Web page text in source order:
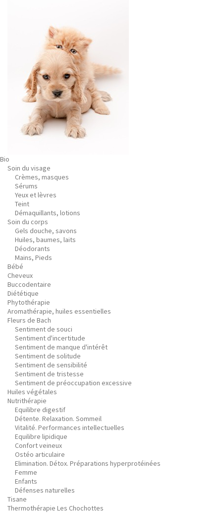
Bio
Soin du visage
Crèmes, masques
Sérums
Yeux et lèvres
Teint
Démaquillants, lotions
Soin du corps
Gels douche, savons
Huiles, baumes, laits
Déodorants
Mains, Pieds
Bébé
Cheveux
Buccodentaire
Diététique
Phytothérapie
Aromathérapie, huiles essentielles
Fleurs de Bach
Sentiment de souci
Sentiment d'incertitude
Sentiment de manque d'intérêt
Sentiment de solitude
Sentiment de sensibilité
Sentiment de tristesse
Sentiment de préoccupation excessive
Huiles végétales
Nutrithérapie
Equilibre digestif
Détente. Relaxation. Sommeil
Vitalité. Performances intellectuelles
Equilibre lipidique
Confort veineux
Ostéo articulaire
Elimination. Détox. Préparations hyperprotéinées
Femme
Enfants
Défenses naturelles
Tisane
Thermothérapie Les Chochottes